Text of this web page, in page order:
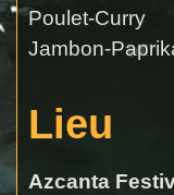
Poulet-Curry
Jambon-
Lieu
Azcanta